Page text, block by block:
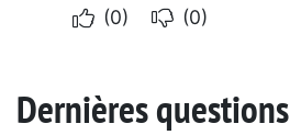
(0)
(0)
Dernières questions